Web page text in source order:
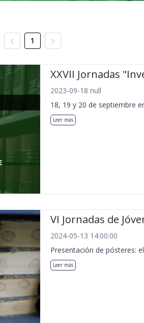
1
XXVII Jornadas
2023-09-18 null
18, 19 y 20 de septiembre
Leer más
VI Jornadas de
2024-05-13 14:00:00
Presentación de pósteres:
Leer más